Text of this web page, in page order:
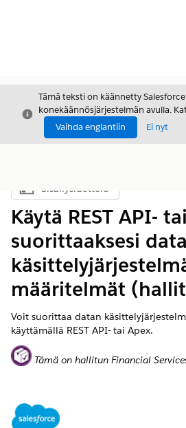
Sulje
Tämä teksti on käännetty
konekäännösjärjestelmän avulla.
Vaihda englantiin
Ei nyt
Näytä sisällysluettelo
Sisällysluettelo
Käytä REST API-
suorittaaksesi
määritelmät
Voit suorittaa datan
käyttämällä REST API- tai Apex.
Tämä on hallitun Financial
suorittamisesta REST API:n avulla.